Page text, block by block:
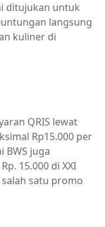
ditujukan untuk
langsung
kuliner di
QRIS lewat
Rp15.000 per
juga
15.000 di XXI
salah satu promo